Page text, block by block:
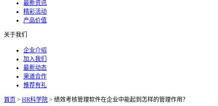
最新资讯
精彩活动
产品价值
关于我们
企业介绍
加入我们
最新动态
渠道合作
推荐有礼
首页 > HR科学院 > 绩效考核管理软件在企业中能起到怎样的管理作用？